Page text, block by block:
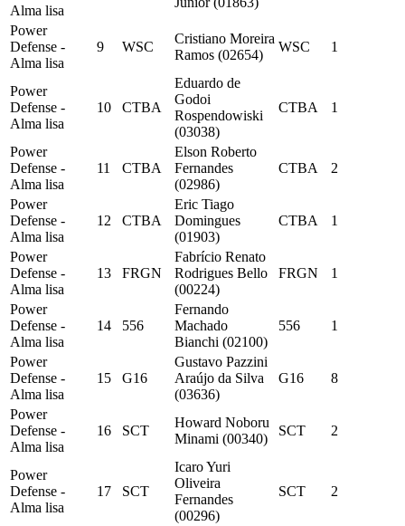
Alma lisa
Power
Defense -
Alma lisa
9 WSC
Cristiano Moreira
Ramos (02654)
WSC 1
Power
Defense -
Alma lisa
10 CTBA
Eduardo de
Godoi
Rospendowiski
(03038)
CTBA 1
Power
Defense -
Alma lisa
11 CTBA
Elson Roberto
Fernandes
(02986)
CTBA 2
Power
Defense -
Alma lisa
12 CTBA
Eric Tiago
Domingues
(01903)
CTBA 1
Power
Defense -
Alma lisa
13 FRGN
Fabrício Renato
Rodrigues Bello
(00224)
FRGN 1
Power
Defense -
Alma lisa
14 556
Fernando
Machado
Bianchi (02100)
556 1
Power
Defense -
Alma lisa
15 G16
Gustavo Pazzini
Araújo da Silva
(03636)
G16 8
Power
Defense -
Alma lisa
16 SCT
Howard Noboru
Minami (00340)
SCT 2
Power
Defense -
Alma lisa
17 SCT
Icaro Yuri
Oliveira
Fernandes
(00296)
SCT 2